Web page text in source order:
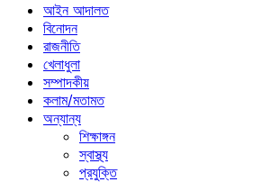
আইন আদালত
বিনোদন
রাজনীতি
খেলাধুলা
সম্পাদকীয়
কলাম/মতামত
অন্যান্য
শিক্ষাঙ্গন
স্বাস্থ্য
প্রযুক্তি